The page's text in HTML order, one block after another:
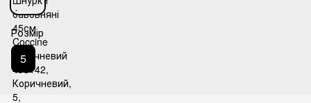
Розмір
5